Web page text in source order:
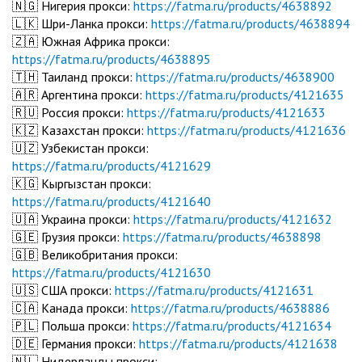
🇳🇬 Нигерия прокси: https://fatma.ru/products/4638892
🇱🇰 Шри-Ланка прокси: https://fatma.ru/products/4638894
🇿🇦 Южная Африка прокси:
https://fatma.ru/products/4638895
🇹🇭 Таиланд прокси: https://fatma.ru/products/4638900
🇦🇷 Аргентина прокси: https://fatma.ru/products/4121635
🇷🇺 Россия прокси: https://fatma.ru/products/4121633
🇰🇿 Казахстан прокси: https://fatma.ru/products/4121636
🇺🇿 Узбекистан прокси:
https://fatma.ru/products/4121629
🇰🇬 Кыргызстан прокси:
https://fatma.ru/products/4121640
🇺🇦 Украина прокси: https://fatma.ru/products/4121632
🇬🇪 Грузия прокси: https://fatma.ru/products/4638898
🇬🇧 Великобритания прокси:
https://fatma.ru/products/4121630
🇺🇸 США прокси: https://fatma.ru/products/4121631
🇨🇦 Канада прокси: https://fatma.ru/products/4638886
🇵🇱 Польша прокси: https://fatma.ru/products/4121634
🇩🇪 Германия прокси: https://fatma.ru/products/4121638